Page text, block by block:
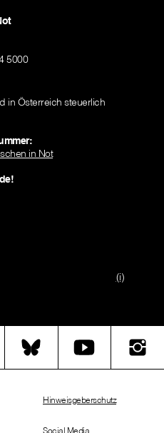
5000
in Österreich steuerlich
in Not
(i)
Hinweisgeberschutz
Social Media